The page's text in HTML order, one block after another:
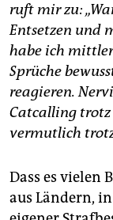
ruft mir zu:
Entsetzen und
habe ich
Sprüche
reagieren.
Catcalling trotz
vermutlich
Dass es vielen
aus Ländern,